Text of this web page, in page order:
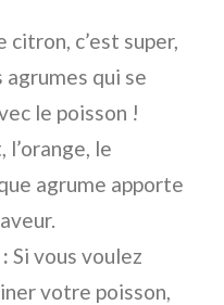
citron, c’est super,
agrumes qui se
le poisson !
le
agrume apporte
Si vous voulez
votre poisson,